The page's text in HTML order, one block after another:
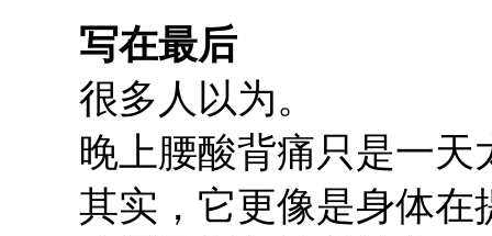
写在最后
很多人以为。
晚上腰酸背痛只是一天
其实，它更像是身体在